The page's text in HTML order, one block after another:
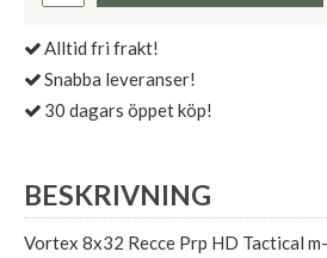
Alltid fri frakt!
Snabba leveranser!
30 dagars öppet köp!
BESKRIVNING
Vortex 8x32 Recce Prp HD Tactical